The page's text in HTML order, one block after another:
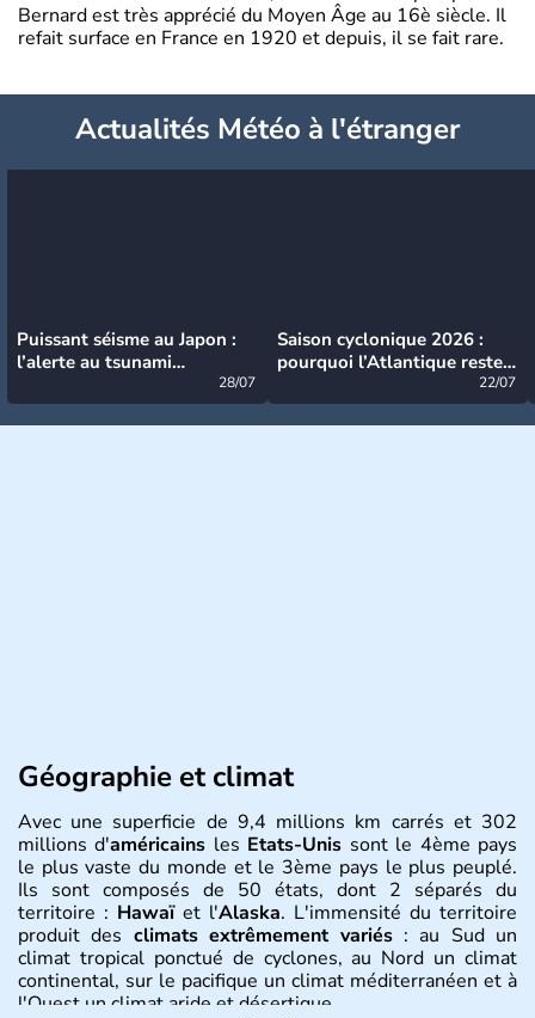
Bernard est très apprécié du Moyen Âge au 16è siècle. Il
refait surface en France en 1920 et depuis, il se fait rare.
Actualités Météo à l'étranger
Puissant séisme au Japon :
l’alerte au tsunami
28/07
Saison cyclonique 2026 :
pourquoi l’Atlantique reste
22/07
Géographie et climat
Avec une superficie de 9,4 millions km carrés et 302
millions d'américains les Etats-Unis sont le 4ème pays
le plus vaste du monde et le 3ème pays le plus peuplé.
Ils sont composés de 50 états, dont 2 séparés du
territoire : Hawaïet l'Alaska. L'immensité du territoire
produit des climats extrêmement variés: au Sud un
climat tropical ponctué de cyclones, au Nord un climat
continental, sur le pacifique un climat méditerranéen et à
l'Ouest un climat aride et désertique.